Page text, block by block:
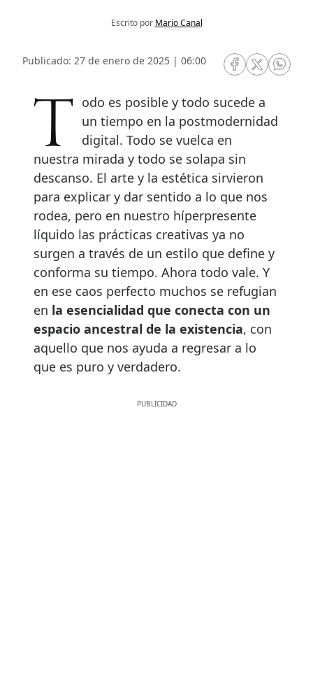
Escrito por Mario Canal
Publicado: 27 de enero de 2025 | 06:00
RRSS Facebook
RRSSRRSS
Todo es posible y todo sucede a un tiempo en la postmodernidad
digital. Todo se vuelca en
nuestra mirada y todo se solapa sin
descanso. El arte y la estética sirvieron
para explicar y dar sentido a lo que nos
rodea, pero en nuestro híperpresente
líquido las prácticas creativas ya no
surgen a través de un estilo que define y
conforma su tiempo. Ahora todo vale. Y
en ese caos perfecto muchos se refugian
en la esencialidad que conecta con un
espacio ancestral de la existencia, con
aquello que nos ayuda a regresar a lo
que es puro y verdadero.